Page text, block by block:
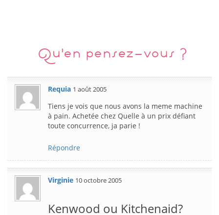
Qu'en pensez-vous ?
Requia 1 août 2005
Tiens je vois que nous avons la meme machine
à pain. Achetée chez Quelle à un prix défiant
toute concurrence, ja parie !
Répondre
Virginie 10 octobre 2005
Kenwood ou Kitchenaid?